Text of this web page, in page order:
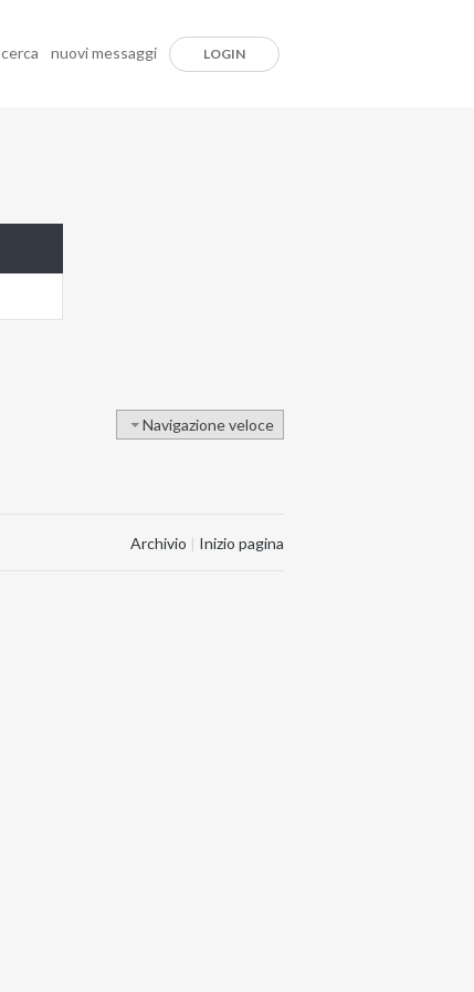
cerca nuovi messaggi LOGIN
Navigazione veloce
Archivio | Inizio pagina